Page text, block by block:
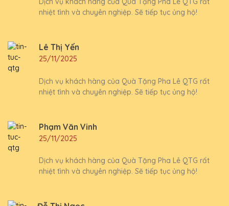
nhiệt tình và chuyên nghiệp. Sẽ tiếp tục ủng hộ!
Lê Thị Yến
25/11/2025
Dịch vụ khách hàng của Quà Tặng Pha Lê QTG rất
nhiệt tình và chuyên nghiệp. Sẽ tiếp tục ủng hộ!
Phạm Văn Vinh
25/11/2025
Dịch vụ khách hàng của Quà Tặng Pha Lê QTG rất
nhiệt tình và chuyên nghiệp. Sẽ tiếp tục ủng hộ!